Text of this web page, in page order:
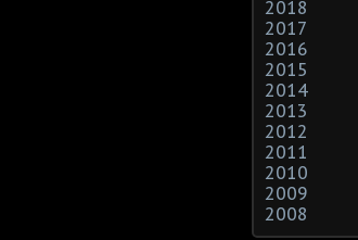
2018
2017
2016
2015
2014
2013
2012
2011
2010
2009
2008